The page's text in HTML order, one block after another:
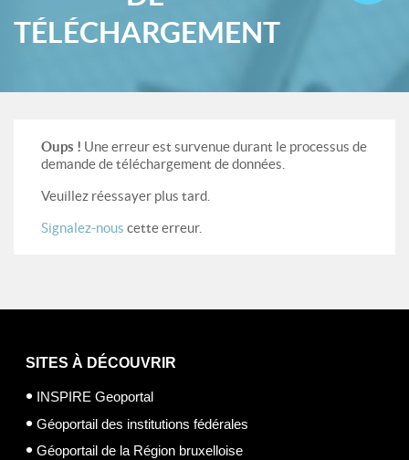
TÉLÉCHARGEMENT
Oups ! Une erreur est survenue durant le processus de
demande de téléchargement de données.
Veuillez réessayer plus tard.
Signalez-nous cette erreur.
SITES À DÉCOUVRIR
INSPIRE Geoportal
Géoportail des institutions fédérales
Géoportail de la Région bruxelloise